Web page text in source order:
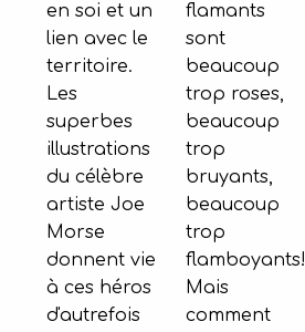
en soi et un
lien avec le
territoire.
Les
superbes
illustrations
du célèbre
artiste Joe
Morse
donnent vie
à ces héros
d'autrefois
flamants
sont
beaucoup
trop roses,
beaucoup
trop
bruyants,
beaucoup
trop
flamboyants!
Mais
comment